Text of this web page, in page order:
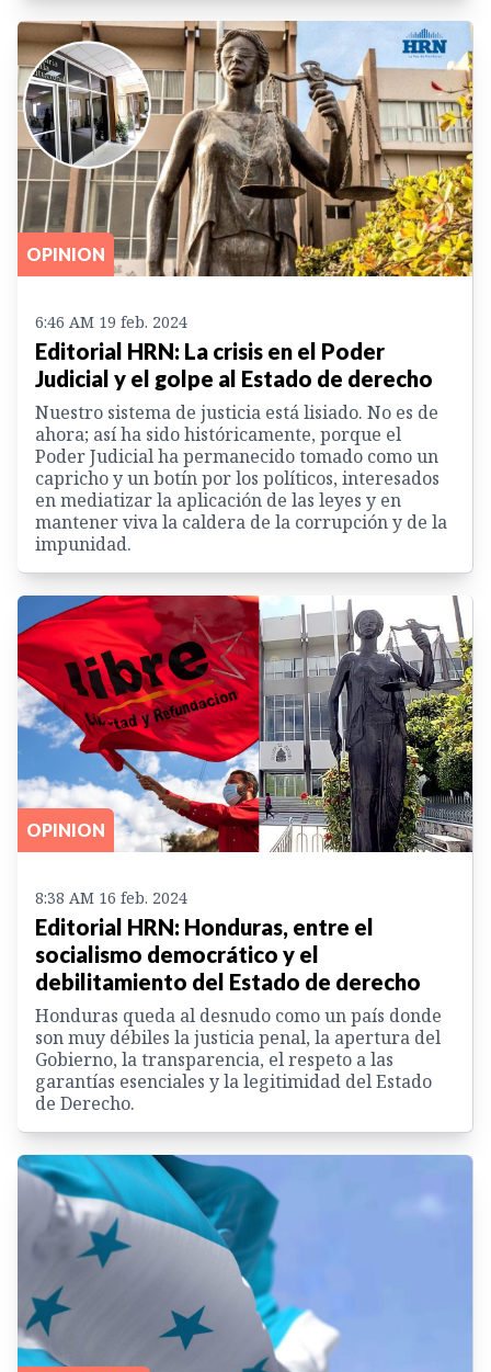
OPINION
6:46 AM 19 feb. 2024
Editorial HRN: La crisis en el Poder
Judicial y el golpe al Estado de derecho
Nuestro sistema de justicia está lisiado. No es de
ahora; así ha sido históricamente, porque el
Poder Judicial ha permanecido tomado como un
capricho y un botín por los políticos, interesados
en mediatizar la aplicación de las leyes y en
mantener viva la caldera de la corrupción y de la
impunidad.
OPINION
8:38 AM 16 feb. 2024
Editorial HRN: Honduras, entre el
socialismo democrático y el
debilitamiento del Estado de derecho
Honduras queda al desnudo como un país donde
son muy débiles la justicia penal, la apertura del
Gobierno, la transparencia, el respeto a las
garantías esenciales y la legitimidad del Estado
de Derecho.